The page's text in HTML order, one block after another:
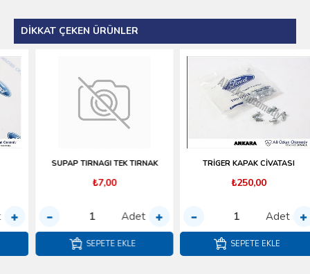
DIKKAT ÇEKEN ÜRÜNLER
SUPAP TIRNAGI TEK TIRNAK
₺7,00
Adet
SEPETE EKLE
TRİGER KAPAK CİVATASI
₺250,00
Adet
SEPETE EKLE